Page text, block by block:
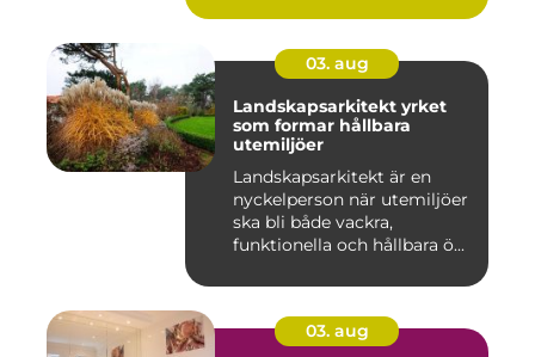
03. aug
Landskapsarkitekt yrket
som formar hållbara
utemiljöer
Landskapsarkitekt är en
nyckelperson när utemiljöer
ska bli både vackra,
funktionella och hållbara ö...
03. aug